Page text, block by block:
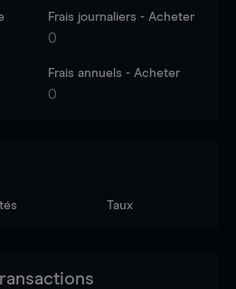
Frais journaliers - Acheter
0
Frais annuels - Acheter
0
Taux